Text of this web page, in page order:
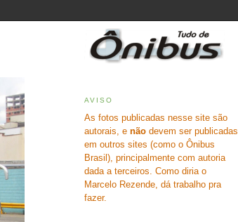
AVISO
As fotos publicadas nesse site são
autorais, e não devem ser publicadas
em outros sites (como o Ônibus
Brasil), principalmente com autoria
dada a terceiros. Como diria o
Marcelo Rezende, dá trabalho pra
fazer.